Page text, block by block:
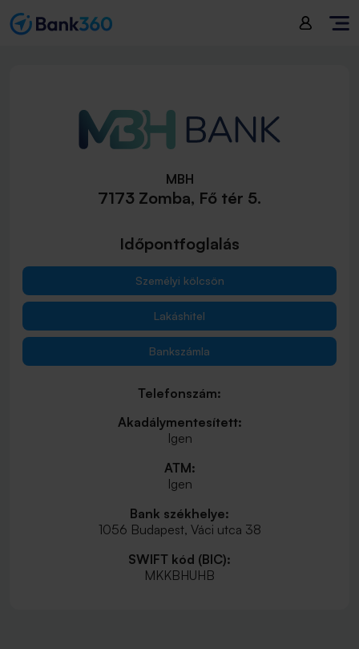
MBH
7173 Zomba, Fő tér 5.
Időpontfoglalás
Személyi kölcsön
Lakáshitel
Bankszámla
Telefonszám:
Akadálymentesített:
Igen
ATM:
Igen
Bank székhelye:
1056 Budapest, Váci utca 38
SWIFT kód (BIC):
MKKBHUHB